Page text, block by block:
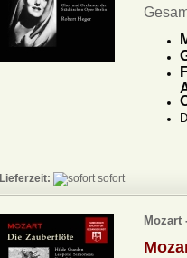
Lieferzeit: sofort
Mozart